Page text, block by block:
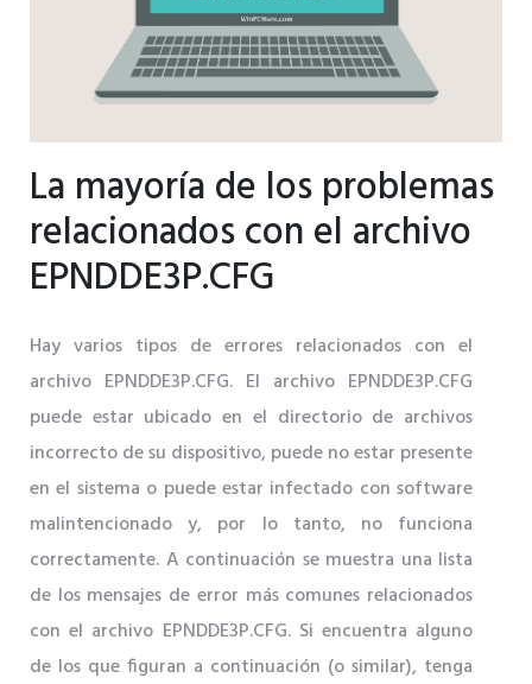
La mayoría de los problemas
relacionados con el archivo
EPNDDE3P.CFG
Hay varios tipos de errores relacionados con el
archivo EPNDDE3P.CFG. El archivo EPNDDE3P.CFG
puede estar ubicado en el directorio de archivos
incorrecto de su dispositivo, puede no estar presente
en el sistema o puede estar infectado con software
malintencionado y, por lo tanto, no funciona
correctamente. A continuación se muestra una lista
de los mensajes de error más comunes relacionados
con el archivo EPNDDE3P.CFG. Si encuentra alguno
de los que figuran a continuación (o similar), tenga